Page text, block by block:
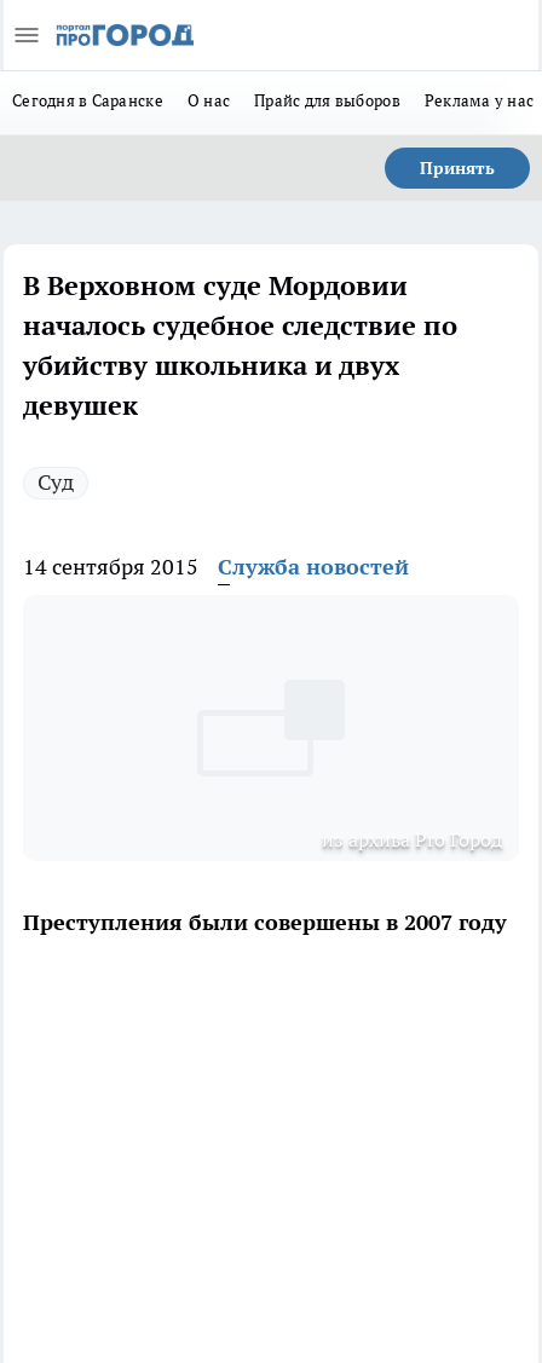
Сегодня в Саранске О нас Прайс для выборов Реклама у нас
Принять
В Верховном суде Мордовии
началось судебное следствие по
убийству школьника и двух
девушек
Суд
14 сентября 2015 Служба новостей
из архива Pro Город
Преступления были совершены в 2007 году